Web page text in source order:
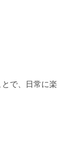
経営陣やマネ
、メンバーの
人性を減らす
で、日常に楽